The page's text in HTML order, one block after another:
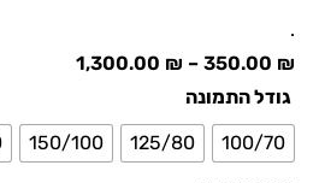
.
350.00 ₪
–
1,300.00 ₪
גודל התמונה
100/70
125/80
150/100